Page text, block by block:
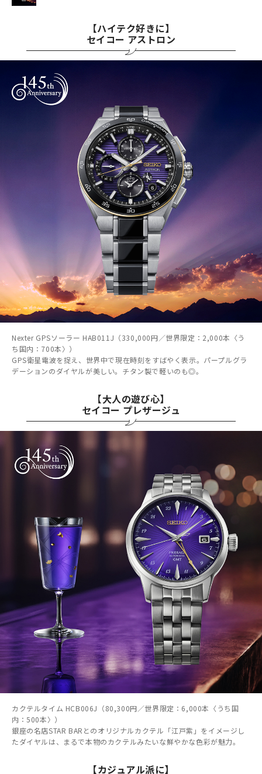
【ハイテク好きに】
セイコー アストロン
Nexter GPSソーラー HAB011J（330,000円／世界限定：2,000本〈う
ち国内：700本〉）
GPS衛星電波を捉え、世界中で現在時刻をすばやく表示。パープルグラ
デーションのダイヤルが美しい。チタン製で軽いのも◎。
【大人の遊び心】
セイコー プレザージュ
カクテルタイム HCB006J（80,300円／世界限定：6,000本〈うち国
内：500本〉）
銀座の名店STAR BARとのオリジナルカクテル「江戸紫」をイメージし
たダイヤルは、まるで本物のカクテルみたいな鮮やかな色彩が魅力。
【カジュアル派に】